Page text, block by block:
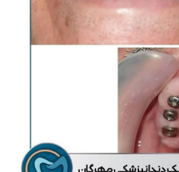
پیشرفته